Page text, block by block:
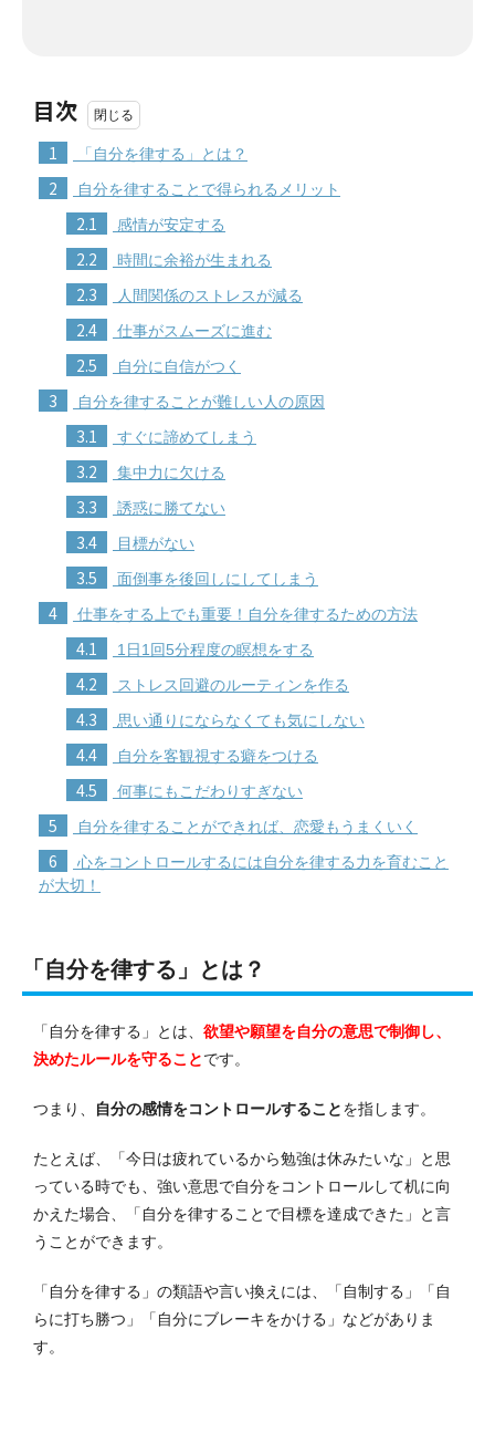
目次
1 「自分を律する」とは？
2 自分を律することで得られるメリット
2.1 感情が安定する
2.2 時間に余裕が生まれる
2.3 人間関係のストレスが減る
2.4 仕事がスムーズに進む
2.5 自分に自信がつく
3 自分を律することが難しい人の原因
3.1 すぐに諦めてしまう
3.2 集中力に欠ける
3.3 誘惑に勝てない
3.4 目標がない
3.5 面倒事を後回しにしてしまう
4 仕事をする上でも重要！自分を律するための方法
4.1 1日1回5分程度の瞑想をする
4.2 ストレス回避のルーティンを作る
4.3 思い通りにならなくても気にしない
4.4 自分を客観視する癖をつける
4.5 何事にもこだわりすぎない
5 自分を律することができれば、恋愛もうまくいく
6
心をコントロールするには自分を律する力を育むこと
が大切！
「自分を律する」とは？
「自分を律する」とは、 欲望や願望を自分の意思で制御し、
決めたルールを守ることです。
つまり、 自分の感情をコントロールすることを指します。
たとえば、「今日は疲れているから勉強は休みたいな」と思
っている時でも、強い意思で自分をコントロールして机に向
かえた場合、「自分を律することで目標を達成できた」と言
うことができます。
「自分を律する」の類語や言い換えには、「自制する」「自
らに打ち勝つ」「自分にブレーキをかける」などがありま
す。